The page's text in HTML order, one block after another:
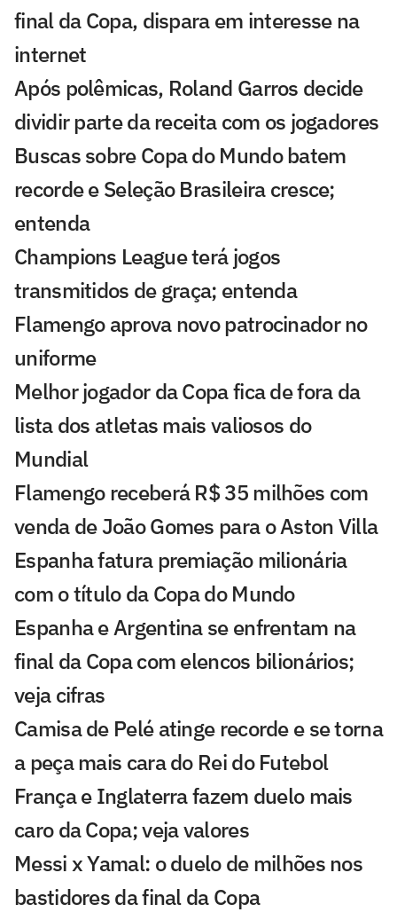
final da Copa, dispara em interesse na
internet
Após polêmicas, Roland Garros decide
dividir parte da receita com os jogadores
Buscas sobre Copa do Mundo batem
recorde e Seleção Brasileira cresce;
entenda
Champions League terá jogos
transmitidos de graça; entenda
Flamengo aprova novo patrocinador no
uniforme
Melhor jogador da Copa fica de fora da
lista dos atletas mais valiosos do
Mundial
Flamengo receberá R$ 35 milhões com
venda de João Gomes para o Aston Villa
Espanha fatura premiação milionária
com o título da Copa do Mundo
Espanha e Argentina se enfrentam na
final da Copa com elencos bilionários;
veja cifras
Camisa de Pelé atinge recorde e se torna
a peça mais cara do Rei do Futebol
França e Inglaterra fazem duelo mais
caro da Copa; veja valores
Messi x Yamal: o duelo de milhões nos
bastidores da final da Copa